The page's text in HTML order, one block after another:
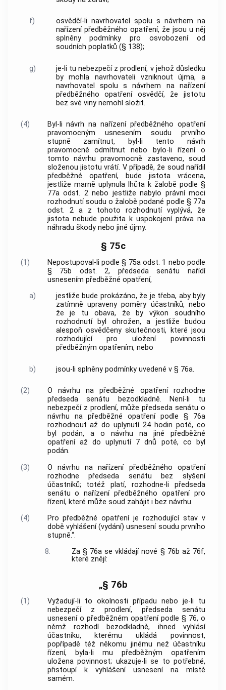
f)
osvědčí-li navrhovatel spolu s návrhem na
nařízení předběžného opatření, že jsou u něj
splněny podmínky pro osvobození od
soudních poplatků (§ 138);
g)
je-li tu nebezpečí z prodlení, v jehož důsledku
by mohla navrhovateli vzniknout újma, a
navrhovatel spolu s návrhem na nařízení
předběžného opatření osvědčí, že jistotu
bez své viny nemohl složit.
(4)
Byl-li návrh na nařízení předběžného opatření
pravomocným usnesením soudu prvního
stupně zamítnut, byl-li tento návrh
pravomocně odmítnut nebo bylo-li řízení o
tomto návrhu pravomocně zastaveno, soud
složenou jistotu vrátí. V případě, že soud nařídil
předběžné opatření, bude jistota vrácena,
jestliže marně uplynula lhůta k žalobě podle §
77a odst. 2 nebo jestliže nabylo právní moci
rozhodnutí soudu o žalobě podané podle § 77a
odst. 2 a z tohoto rozhodnutí vyplývá, že
jistota nebude použita k uspokojení práva na
náhradu škody nebo jiné újmy.
§ 75c
(1)
Nepostupoval-li podle § 75a odst. 1 nebo podle
§ 75b odst. 2, předseda senátu nařídí
usnesením předběžné opatření,
a)
jestliže bude prokázáno, že je třeba, aby byly
zatímně upraveny poměry účastníků, nebo
že je tu obava, že by výkon soudního
rozhodnutí byl ohrožen, a jestliže budou
alespoň osvědčeny skutečnosti, které jsou
rozhodující pro uložení povinnosti
předběžným opatřením, nebo
b) jsou-li splněny podmínky uvedené v § 76a.
(2)
O návrhu na předběžné opatření rozhodne
předseda senátu bezodkladně. Není-li tu
nebezpečí z prodlení, může předseda senátu o
návrhu na předběžné opatření podle § 76a
rozhodnout až do uplynutí 24 hodin poté, co
byl podán, a o návrhu na jiné předběžné
opatření až do uplynutí 7 dnů poté, co byl
podán.
(3)
O návrhu na nařízení předběžného opatření
rozhodne předseda senátu bez slyšení
účastníků; totéž platí, rozhodne-li předseda
senátu o nařízení předběžného opatření pro
řízení, které může soud zahájit i bez návrhu.
(4)
Pro předběžné opatření je rozhodující stav v
době vyhlášení (vydání) usnesení soudu prvního
stupně.“.
8.
Za § 76a se vkládají nové § 76b až 76f,
které znějí:
„§ 76b
(1)
Vyžadují-li to okolnosti případu nebo je-li tu
nebezpečí z prodlení, předseda senátu
usnesení o předběžném opatření podle § 76, o
němž rozhodl bezodkladně, ihned vyhlásí
účastníku, kterému ukládá povinnost,
popřípadě též někomu jinému než účastníku
řízení, byla-li mu předběžným opatřením
uložena povinnost; ukazuje-li se to potřebné,
přistoupí k vyhlášení usnesení na místě
samém.